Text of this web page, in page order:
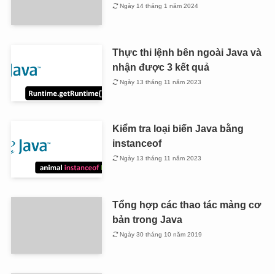
Ngày 14 tháng 1 năm 2024
Thực thi lệnh bên ngoài Java và
nhận được 3 kết quả
Ngày 13 tháng 11 năm 2023
Kiểm tra loại biến Java bằng
instanceof
Ngày 13 tháng 11 năm 2023
Tổng hợp các thao tác mảng cơ
bản trong Java
Ngày 30 tháng 10 năm 2019